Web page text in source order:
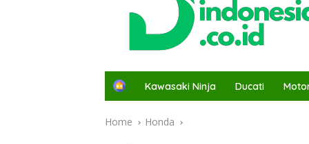
H
e
Kawasaki Ninja Ducati
Home Honda